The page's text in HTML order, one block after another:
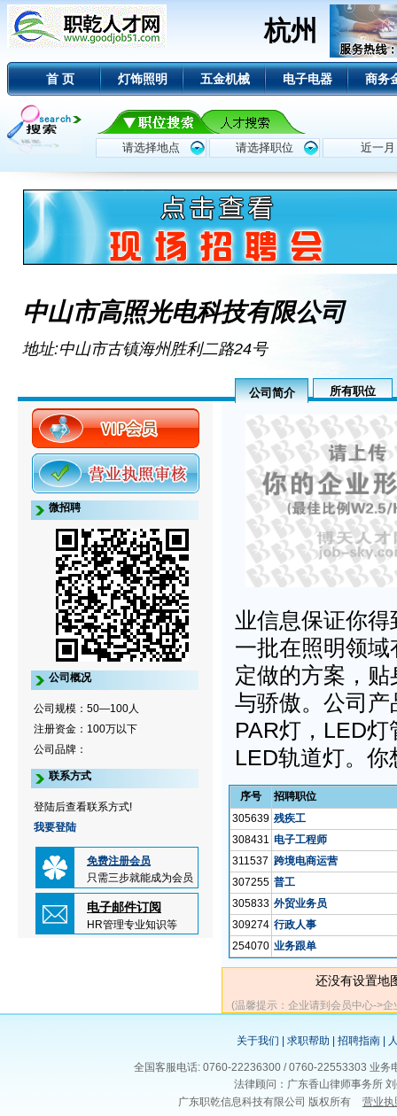
杭州
首 页 灯饰照明 五金机械 电子电器 商务
中山市高照光电科技有限公司
地址:中山市古镇海州胜利二路24号
公司简介 所有职位
微招聘
公司概况
公司规模：50—100人
注册资金：100万以下
公司品牌：
联系方式
登陆后查看联系方式!
我要登陆
免费注册会员
只需三步就能成为会员
电子邮件订阅
HR管理专业知识等
业信息保证你
一批在照明领
定做的方案，
与骄傲。公司
PAR灯，LED
LED轨道灯。
序号
招聘职位
305639 残疾工
308431 电子工程师
311537 跨境电商运营
307255 普工
305833 外贸业务员
309274 行政人事
254070 业务跟单
还没有设置地
(温馨提示：企业请到会员中心->
关于我们 求职帮助 招聘指南
全国客服电话: 0760-22236300 / 0760-22553303 业
法律顾问：广东香山律师事务所
广东职乾信息科技有限公司 版权所有
营业执